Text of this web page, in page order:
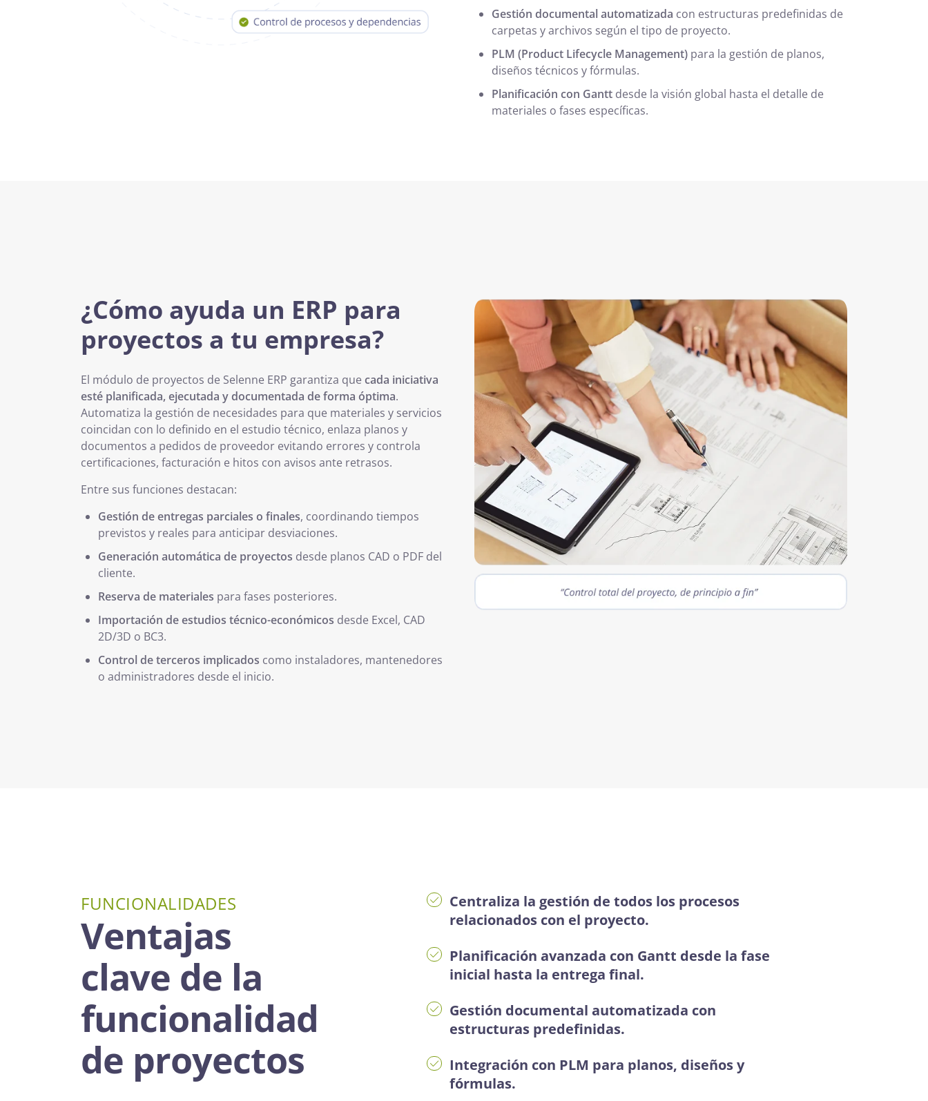
Gestión documental automatizada con estructuras predefinidas de
carpetas y archivos según el tipo de proyecto.
PLM (Product Lifecycle Management) para la gestión de planos,
diseños técnicos y fórmulas.
Planificación con Gantt desde la visión global hasta el detalle de
materiales o fases específicas.
¿Cómo ayuda un ERP para
proyectos a tu empresa?
El módulo de proyectos de Selenne ERP garantiza que cada iniciativa
esté planificada, ejecutada y documentada de forma óptima.
Automatiza la gestión de necesidades para que materiales y servicios
coincidan con lo definido en el estudio técnico, enlaza planos y
documentos a pedidos de proveedor evitando errores y controla
certificaciones, facturación e hitos con avisos ante retrasos.
Entre sus funciones destacan:
Gestión de entregas parciales o finales, coordinando tiempos
previstos y reales para anticipar desviaciones.
Generación automática de proyectos desde planos CAD o PDF del
cliente.
Reserva de materiales para fases posteriores.
Importación de estudios técnico-económicos desde Excel, CAD
2D/3D o BC3.
Control de terceros implicados como instaladores, mantenedores
o administradores desde el inicio.
FUNCIONALIDADES
Ventajas
clave de la
funcionalidad
de proyectos
Centraliza la gestión de todos los procesos
relacionados con el proyecto.
Planificación avanzada con Gantt desde la fase
inicial hasta la entrega final.
Gestión documental automatizada con
estructuras predefinidas.
Integración con PLM para planos, diseños y
fórmulas.